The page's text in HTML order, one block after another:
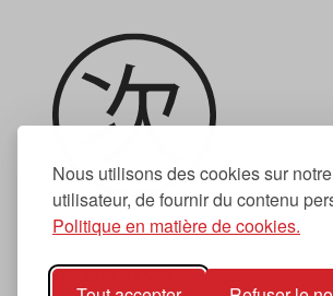
Nous utilisons des cookies sur
utilisateur, de fournir du contenu
Politique en matière de cookies.
Newsletter